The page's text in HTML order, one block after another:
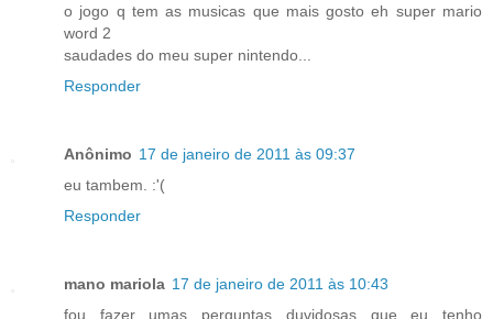
o jogo q tem as musicas que mais gosto eh super mario
word 2
saudades do meu super nintendo...
Responder
Anônimo 17 de janeiro de 2011 às 09:37
eu tambem. :'(
Responder
mano mariola 17 de janeiro de 2011 às 10:43
fou fazer umas perguntas duvidosas que eu tenho